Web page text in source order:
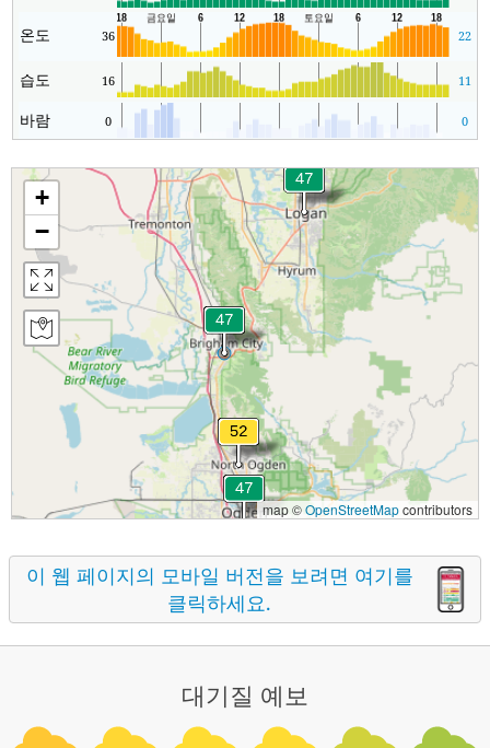
온도 36 22
습도 16 11
바람 0 0
+
−
map ©OpenStreetMapcontributors
이 웹 페이지의 모바일 버전을 보려면 여기를
클릭하세요.
대기질 예보